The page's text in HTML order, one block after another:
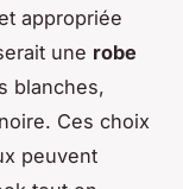
appropriée
une robe
blanches,
noire. Ces choix
peuvent